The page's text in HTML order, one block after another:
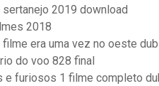
sertanejo 2019 download
2018
era uma vez no oeste
do voo 828 final
e furiosos 1 filme completo